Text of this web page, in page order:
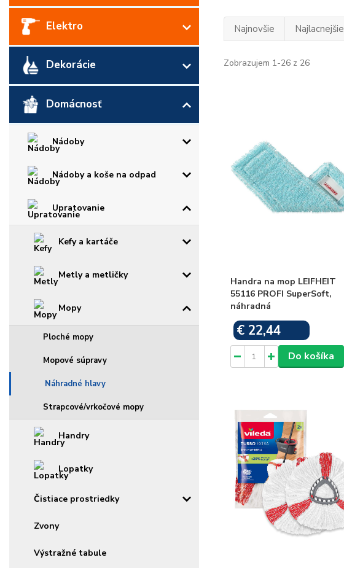
Elektro
Dekorácie
Domácnosť
Nádoby
Nádoby a koše na odpad
Upratovanie
Kefy a kartáče
Metly a metličky
Mopy
Ploché mopy
Mopové súpravy
Náhradné hlavy
Strapcové/vrkočové mopy
Handry
Lopatky
Čistiace prostriedky
Zvony
Výstražné tabule
Najnovšie Najlacnejšie
Zobrazujem 1-26 z 26
Handra na mop LEIFHEIT
55116 PROFI SuperSoft,
náhradná
€ 22,44
Do košíka